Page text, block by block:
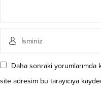
Daha sonraki yorumlarımda
site adresim bu tarayıcıya